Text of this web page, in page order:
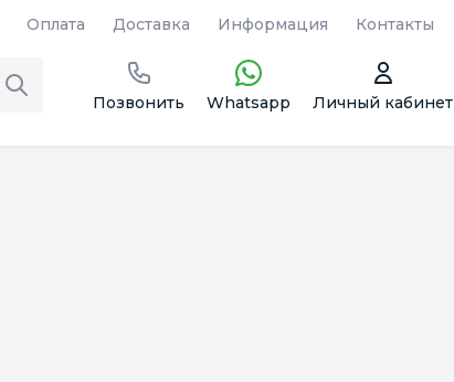
Оплата Доставка Информация Контакты
Позвонить Whatsapp Личный кабинет